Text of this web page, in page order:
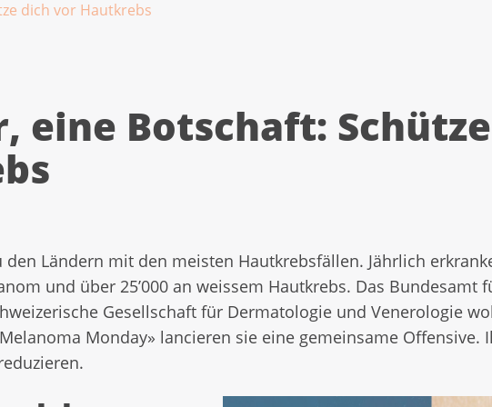
dich vor Hautkrebs
eine Botschaft:
Ländern mit den meisten Hautkrebsfällen. Jährlich
und über 25’000 an weissem Hautkrebs. Das Bundesamt
Gesellschaft für Dermatologie und Venerologie
Monday» lancieren sie eine gemeinsame Offensive.